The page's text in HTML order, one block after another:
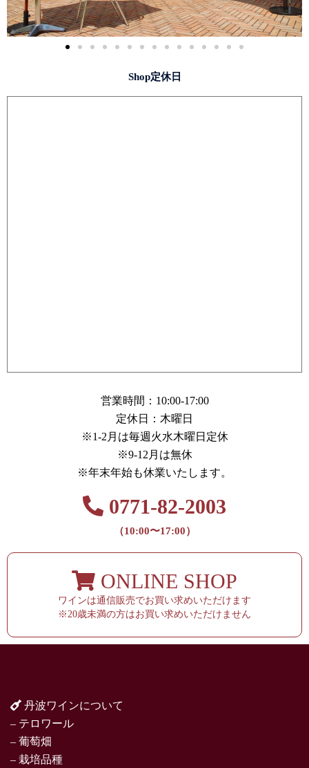
Shop定休日
営業時間：10:00-17:00
定休日：木曜日
※1-2月は毎週火水木曜日定休
※9-12月は無休
※年末年始も休業いたします。
0771-82-2003
（10:00〜17:00）
ONLINE SHOP
ワインは通信販売でお買い求めいただけます
※20歳未満の方はお買い求めいただけません
丹波ワインについて
– テロワール
– 葡萄畑
– 栽培品種